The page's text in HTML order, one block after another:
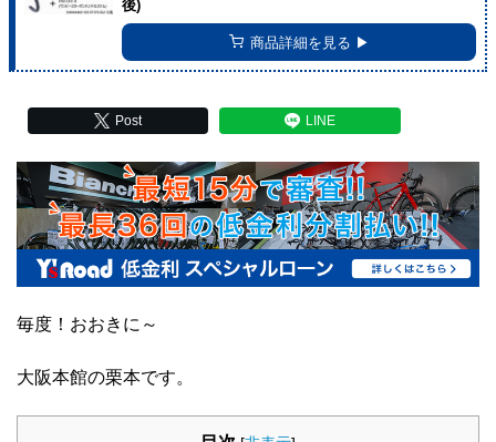
後)
商品詳細を見る ▶︎
Post LINE
毎度！おおきに～
大阪本館の栗本です。